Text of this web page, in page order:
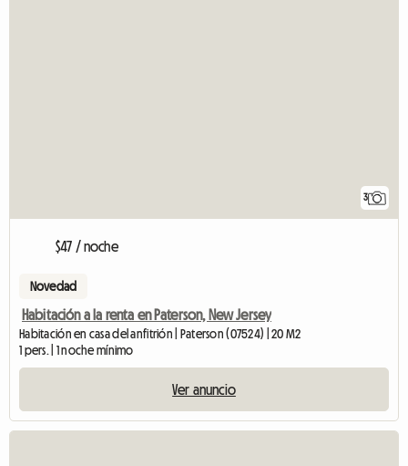
3
$47 / noche
Novedad
Habitación a la renta en Paterson, New Jersey
Habitación en casa del anfitrión | Paterson (07524) | 20 M2
1 pers. | 1 noche mínimo
Ver anuncio